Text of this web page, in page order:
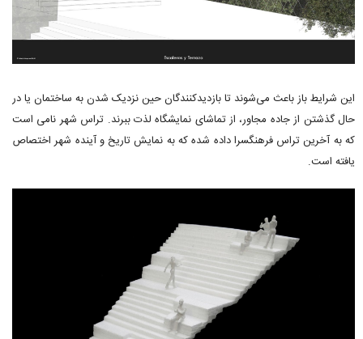
این شرایط باز باعث می‌شوند تا بازدیدکنندگان حین نزدیک شدن به ساختمان یا در
حال گذشتن از جاده مجاور، از تماشای نمایشگاه لذت ببرند. تراس شهر نامی است
که به آخرین تراس فرهنگسرا داده شده که به نمایش تاریخ و آینده شهر اختصاص
یافته است.